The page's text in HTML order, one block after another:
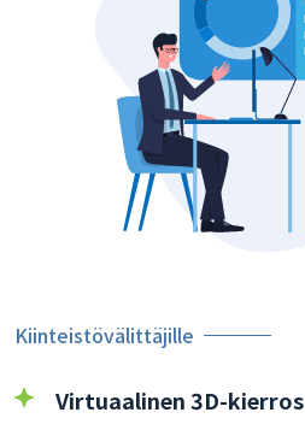
Kiinteistövälittäjille
Virtuaalinen 3D-kierros